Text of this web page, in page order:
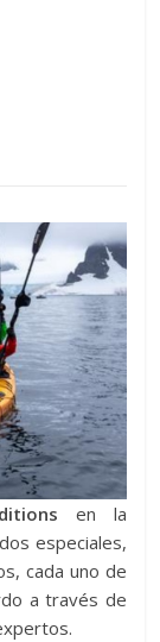
en la
especiales,
cada uno de
a través de